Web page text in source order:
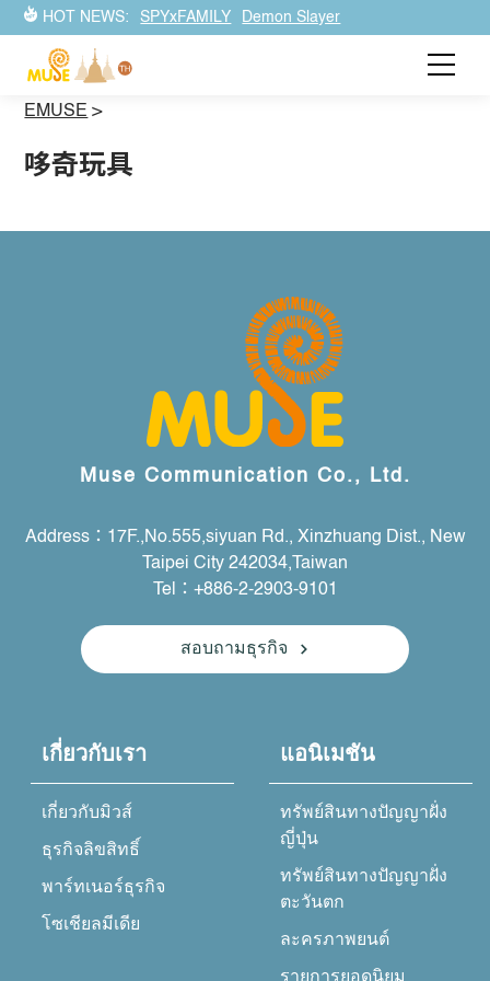
HOT NEWS: SPYxFAMILY Demon Slayer
EMUSE >
哆奇玩具
Muse Communication Co., Ltd.
Address：17F.,No.555,siyuan Rd., Xinzhuang Dist., New
Taipei City 242034,Taiwan
Tel：+886-2-2903-9101
สอบถามธุรกิจ
เกี่ยวกับเรา
เกี่ยวกับมิวส์
ธุรกิจลิขสิทธิ์
พาร์ทเนอร์ธุรกิจ
โซเชียลมีเดีย
แอนิเมชัน
ทรัพย์สินทางปัญญาฝั่ง
ญี่ปุ่น
ทรัพย์สินทางปัญญาฝั่ง
ตะวันตก
ละครภาพยนต์
รายการยอดนิยม